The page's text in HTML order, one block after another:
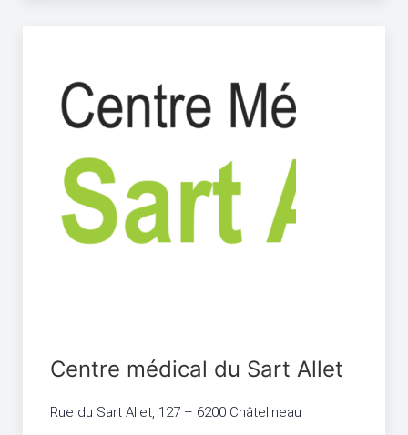
Centre médical du Sart Allet
Rue du Sart Allet, 127 – 6200 Châtelineau